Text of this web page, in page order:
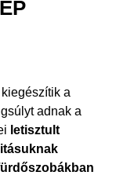
a
adnak a
letisztult